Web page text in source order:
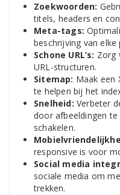
Zoekwoorden:
titels, headers en
Meta-tags:
beschrijving van elke
Schone URL’s: Zorg
URL-structuren.
Sitemap: Maak een
te helpen bij het
Snelheid: Verbeter
door afbeeldingen
schakelen.
responsive is voor
Social media
sociale media om
trekken.